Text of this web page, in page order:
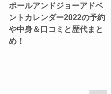
ポールアンドジョーアドベ
ントカレンダー2022の予約
や中身＆口コミと歴代まと
め！